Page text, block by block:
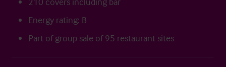
Energy rating: B
Part of group sale of 95 restaurant sites